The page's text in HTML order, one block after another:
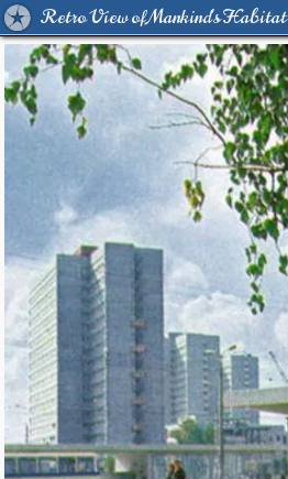
Retro View of Mankind's Habitat